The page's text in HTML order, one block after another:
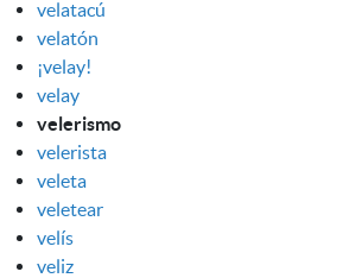
velatacú
velatón
¡velay!
velay
velerismo
velerista
veleta
veletear
velís
veliz